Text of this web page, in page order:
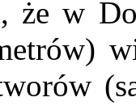
że w